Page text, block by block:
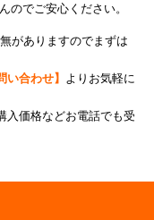
ご安心ください。
ありますのでまずは
い合わせ】
よりお気軽に
価格などお電話でも受